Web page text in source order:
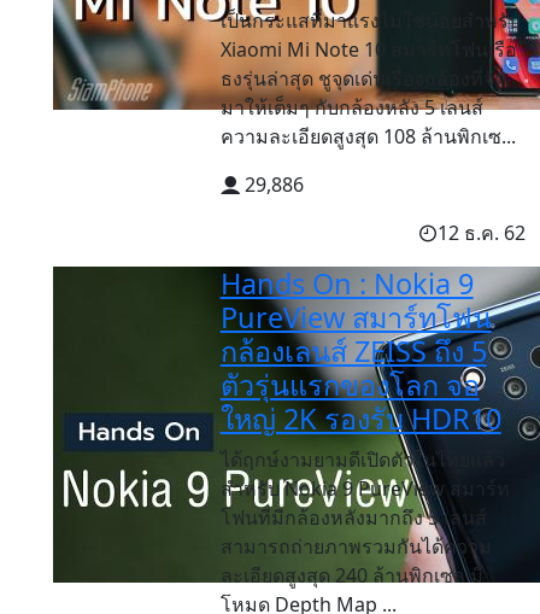
เป็นกระแสที่มาแรงไม่ใช่น้อยสำหรับ
Xiaomi Mi Note 10 สมาร์ทโฟนเรือ
ธงรุ่นล่าสุด ชูจุดเด่นเรื่องกล้องที่จัด
มาให้เต็มๆ กับกล้องหลัง 5 เลนส์
ความละเอียดสูงสุด 108 ล้านพิกเซ...
29,886
12 ธ.ค. 62
Hands On : Nokia 9
PureView สมาร์ทโฟน
กล้องเลนส์ ZEISS ถึง 5
ตัวรุ่นแรกของโลก จอ
ใหญ่ 2K รองรับ HDR10
ได้ฤกษ์งามยามดีเปิดตัวในไทยแล้ว
สำหรับ Nokia 9 PureView สมาร์ท
โฟนที่มีกล้องหลังมากถึง 5 เลนส์
สามารถถ่ายภาพรวมกันได้ความ
ละเอียดสูงสุด 240 ล้านพิกเซล มี
โหมด Depth Map ...